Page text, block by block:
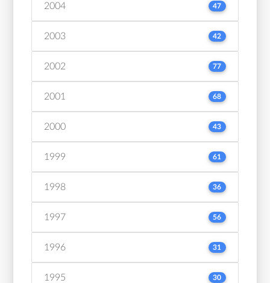
2004 47
2003 42
2002 77
2001 68
2000 43
1999 61
1998 36
1997 56
1996 31
1995 30